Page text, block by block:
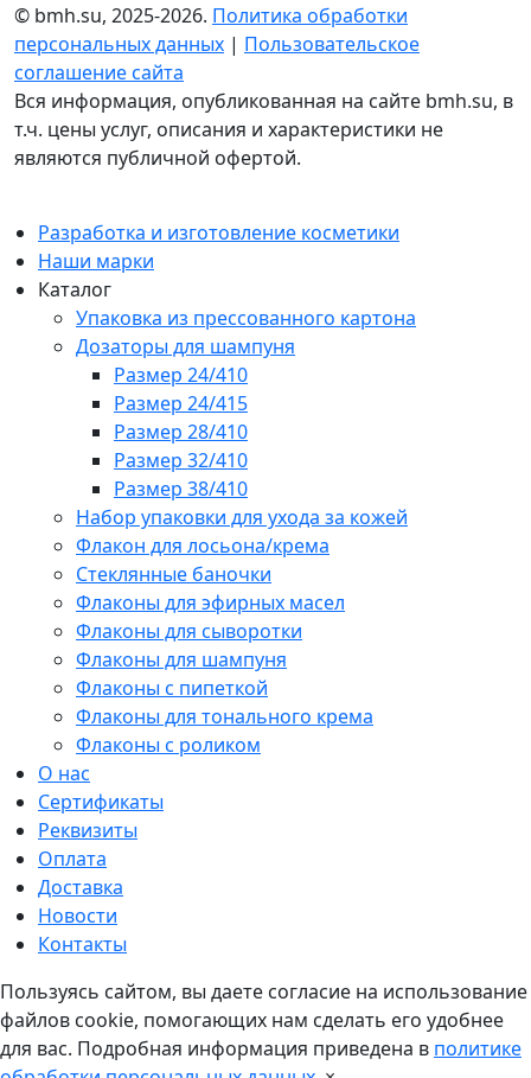
© bmh.su, 2025-2026. Политика обработки
персональных данных | Пользовательское
соглашение сайта
Вся информация, опубликованная на сайте bmh.su, в
т.ч. цены услуг, описания и характеристики не
являются публичной офертой.
Разработка и изготовление косметики
Наши марки
Каталог
Упаковка из прессованного картона
Дозаторы для шампуня
Размер 24/410
Размер 24/415
Размер 28/410
Размер 32/410
Размер 38/410
Набор упаковки для ухода за кожей
Флакон для лосьона/крема
Стеклянные баночки
Флаконы для эфирных масел
Флаконы для сыворотки
Флаконы для шампуня
Флаконы с пипеткой
Флаконы для тонального крема
Флаконы с роликом
О нас
Сертификаты
Реквизиты
Оплата
Доставка
Новости
Контакты
Пользуясь сайтом, вы даете согласие на использование
файлов cookie, помогающих нам сделать его удобнее
для вас. Подробная информация приведена в политике